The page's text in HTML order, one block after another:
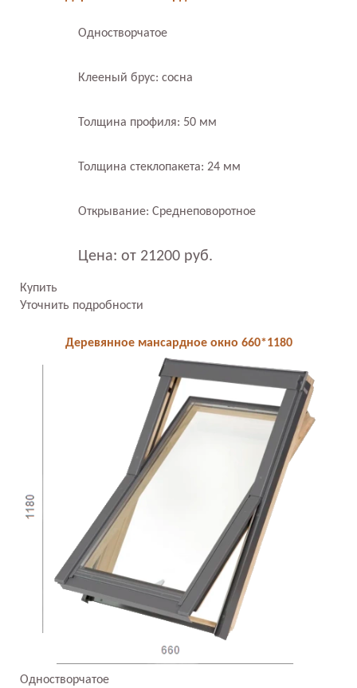
Одностворчатое
Клееный брус: сосна
Толщина профиля: 50 мм
Толщина стеклопакета: 24 мм
Открывание: Среднеповоротное
Цена: от 21200 руб.
Купить
Уточнить подробности
Деревянное мансардное окно 660*1180
Одностворчатое